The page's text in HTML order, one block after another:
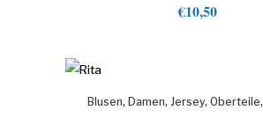
€10,50
Blusen, Damen, Jersey, Oberteile,